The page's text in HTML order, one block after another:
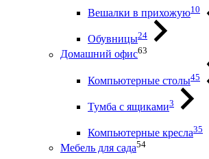
Вешалки в прихожую10
Обувницы24
Домашний офис63
Компьютерные столы45
Тумба с ящиками3
Компьютерные кресла35
Мебель для сада54